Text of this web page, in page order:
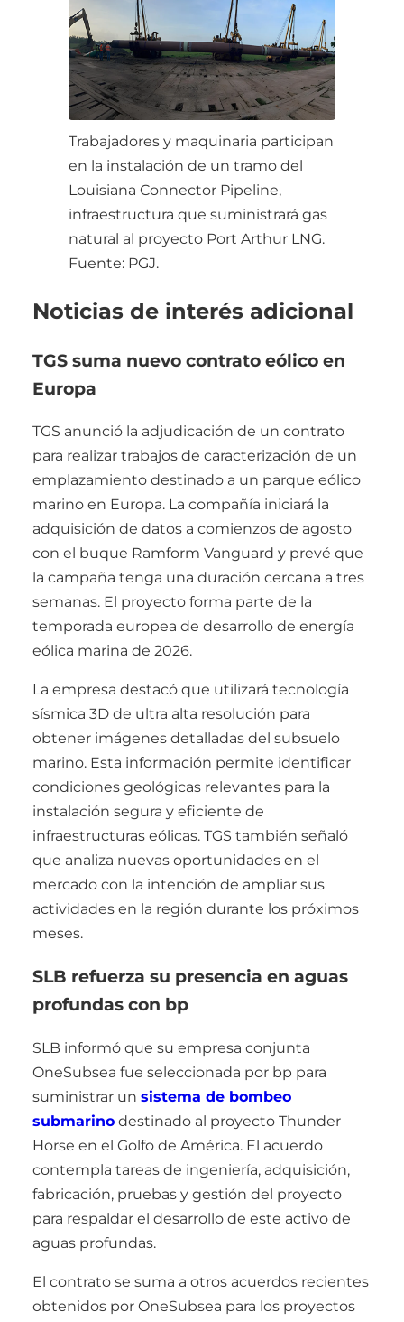
Trabajadores y maquinaria participan
en la instalación de un tramo del
Louisiana Connector Pipeline,
infraestructura que suministrará gas
natural al proyecto Port Arthur LNG.
Fuente: PGJ.
Noticias de interés adicional
TGS suma nuevo contrato eólico en
Europa
TGS anunció la adjudicación de un contrato
para realizar trabajos de caracterización de un
emplazamiento destinado a un parque eólico
marino en Europa. La compañía iniciará la
adquisición de datos a comienzos de agosto
con el buque Ramform Vanguard y prevé que
la campaña tenga una duración cercana a tres
semanas. El proyecto forma parte de la
temporada europea de desarrollo de energía
eólica marina de 2026.
La empresa destacó que utilizará tecnología
sísmica 3D de ultra alta resolución para
obtener imágenes detalladas del subsuelo
marino. Esta información permite identificar
condiciones geológicas relevantes para la
instalación segura y eficiente de
infraestructuras eólicas. TGS también señaló
que analiza nuevas oportunidades en el
mercado con la intención de ampliar sus
actividades en la región durante los próximos
meses.
SLB refuerza su presencia en aguas
profundas con bp
SLB informó que su empresa conjunta
OneSubsea fue seleccionada por bp para
suministrar un sistema de bombeo
submarino destinado al proyecto Thunder
Horse en el Golfo de América. El acuerdo
contempla tareas de ingeniería, adquisición,
fabricación, pruebas y gestión del proyecto
para respaldar el desarrollo de este activo de
aguas profundas.
El contrato se suma a otros acuerdos recientes
obtenidos por OneSubsea para los proyectos